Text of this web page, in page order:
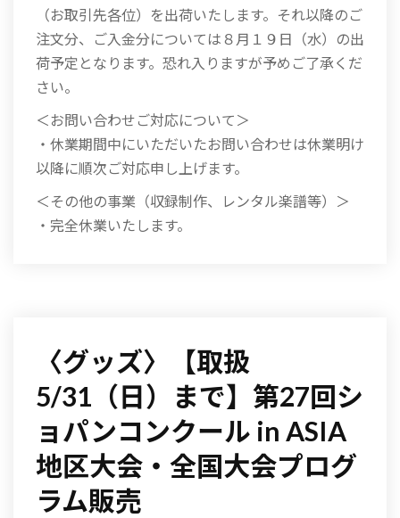
（お取引先各位）を出荷いたします。それ以降のご
注文分、ご入金分については８月１９日（水）の出
荷予定となります。恐れ入りますが予めご了承くだ
さい。
＜お問い合わせご対応について＞
・休業期間中にいただいたお問い合わせは休業明け
以降に順次ご対応申し上げます。
＜その他の事業（収録制作、レンタル楽譜等）＞
・完全休業いたします。
〈グッズ〉【取扱
5/31（日）まで】第27回シ
ョパンコンクール in ASIA
地区大会・全国大会プログ
ラム販売